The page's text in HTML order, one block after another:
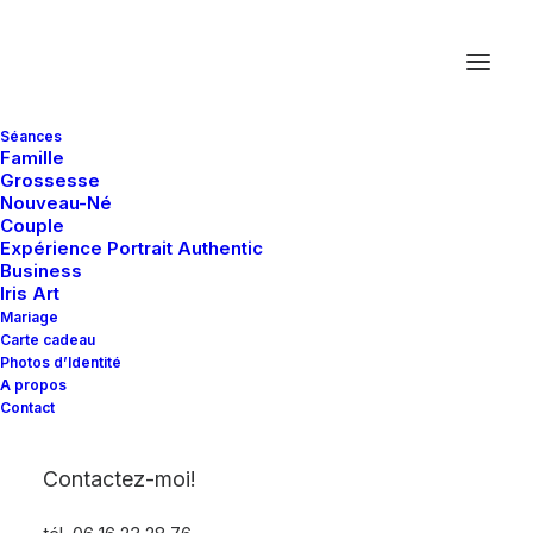
Séances
Famille
Grossesse
Nouveau-Né
Couple
Expérience Portrait Authentic
Business
Iris Art
Mariage
Carte cadeau
Photos d’Identité
A propos
Contact
Contactez-moi!